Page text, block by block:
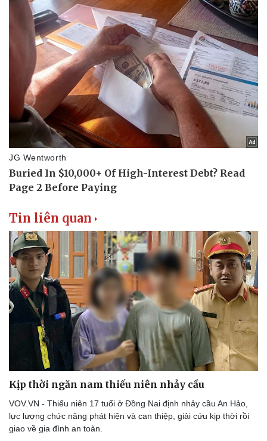
Tin liên quan
Kịp thời ngăn nam thiếu niên nhảy cầu
VOV.VN - Thiếu niên 17 tuổi ở Đồng Nai định nhảy cầu An Hảo,
lực lượng chức năng phát hiện và can thiệp, giải cứu kịp thời rồi
giao về gia đình an toàn.